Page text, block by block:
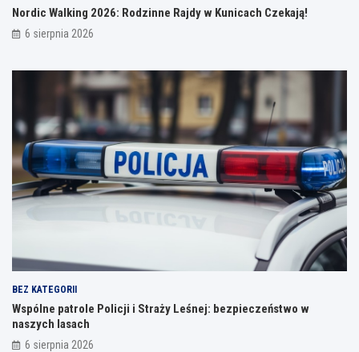
Nordic Walking 2026: Rodzinne Rajdy w Kunicach Czekają!
6 sierpnia 2026
BEZ KATEGORII
Wspólne patrole Policji i Straży Leśnej: bezpieczeństwo w
naszych lasach
6 sierpnia 2026